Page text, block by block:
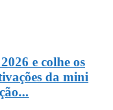
e colhe os
da mini